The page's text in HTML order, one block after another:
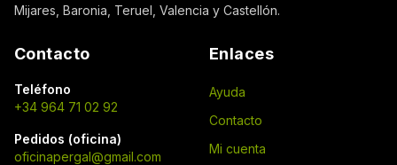
Mijares, Baronia, Teruel, Valencia y Castellón.
Contacto
Teléfono
+34 964 71 02 92
Pedidos (oficina)
oficinapergal@gmail.com
Enlaces
Ayuda
Contacto
Mi cuenta